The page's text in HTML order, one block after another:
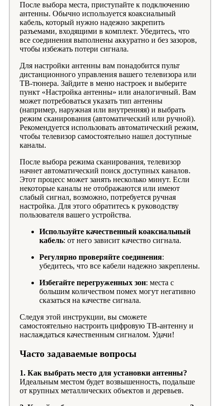
После выбора места, приступайте к подключению
антенны. Обычно используется коаксиальный
кабель, который нужно надежно закрепить
разъемами, входящими в комплект. Убедитесь, что
все соединения выполнены аккуратно и без зазоров,
чтобы избежать потери сигнала.
Для настройки антенны вам понадобится пульт
дистанционного управления вашего телевизора или
ТВ-тюнера. Зайдите в меню настроек и выберите
пункт «Настройка антенны» или аналогичный. Вам
может потребоваться указать тип антенны
(например, наружная или внутренняя) и выбрать
режим сканирования (автоматический или ручной).
Рекомендуется использовать автоматический режим,
чтобы телевизор самостоятельно нашел доступные
каналы.
После выбора режима сканирования, телевизор
начнет автоматический поиск доступных каналов.
Этот процесс может занять несколько минут. Если
некоторые каналы не отображаются или имеют
слабый сигнал, возможно, потребуется ручная
настройка. Для этого обратитесь к руководству
пользователя вашего устройства.
Используйте качественный коаксиальный
кабель: от него зависит качество сигнала.
Регулярно проверяйте соединения:
убедитесь, что все кабели надежно закреплены.
Избегайте перегруженных зон: места с
большим количеством помех могут негативно
сказаться на качестве сигнала.
Следуя этой инструкции, вы сможете
самостоятельно настроить цифровую ТВ-антенну и
наслаждаться качественным сигналом. Удачи!
Часто задаваемые вопросы
1. Как выбрать место для установки антенны?
Идеальным местом будет возвышенность, подальше
от крупных металлических объектов и деревьев.